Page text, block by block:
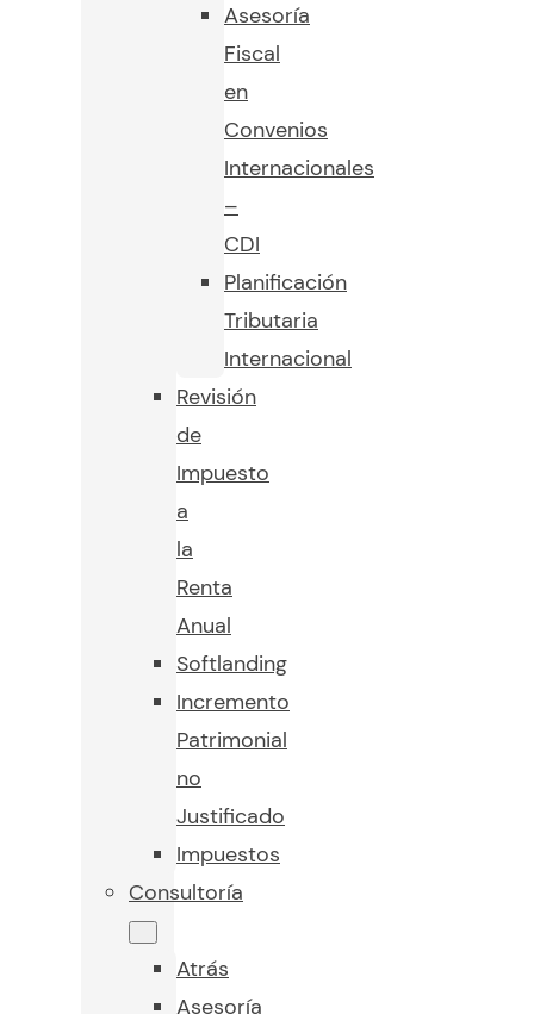
Asesoría
Fiscal
en
Convenios
Internacionales
–
CDI
Planificación
Tributaria
Internacional
Revisión
de
Impuesto
a
la
Renta
Anual
Softlanding
Incremento
Patrimonial
no
Justificado
Impuestos
Consultoría
Atrás
Asesoría